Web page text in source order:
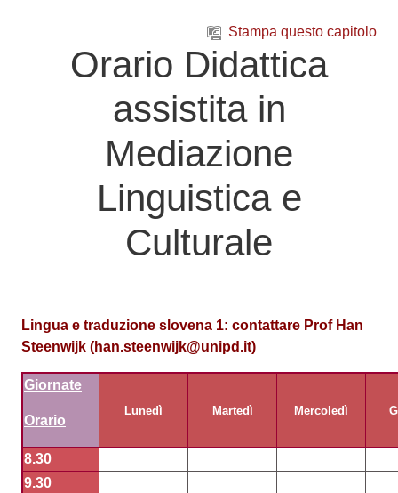
Stampa questo capitolo
Orario Didattica
assistita in
Mediazione
Linguistica e
Culturale
Lingua e traduzione slovena 1: contattare Prof Han
Steenwijk (han.steenwijk@unipd.it)
Giornate
Orario
Lunedì Martedì Mercoledì
8.30
9.30